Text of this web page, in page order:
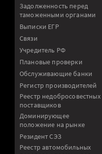
Задолженность перед
таможенными органами
Выписки ЕГР
Связи
Учредитель РФ
Плановые проверки
Обслуживающие банки
Регистр производителей
Реестр недобросовестных
поставщиков
Доминирующее
положение на рынке
Резидент СЭЗ
Реестр автомобильных